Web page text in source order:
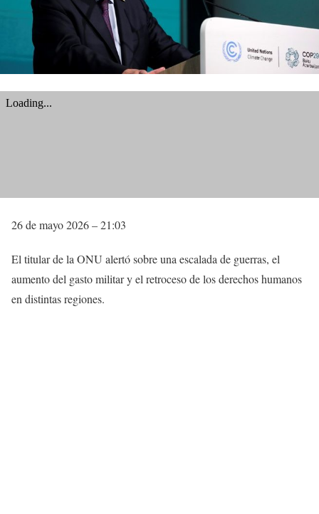
26 de mayo 2026 – 21:03
El titular de la ONU alertó sobre una escalada de guerras, el
aumento del gasto militar y el retroceso de los derechos humanos
en distintas regiones.